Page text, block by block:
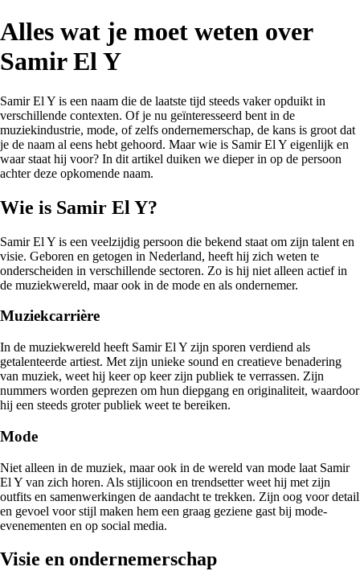
Alles wat je moet weten over
Samir El Y
Samir El Y is een naam die de laatste tijd steeds vaker opduikt in
verschillende contexten. Of je nu geïnteresseerd bent in de
muziekindustrie, mode, of zelfs ondernemerschap, de kans is groot dat
je de naam al eens hebt gehoord. Maar wie is Samir El Y eigenlijk en
waar staat hij voor? In dit artikel duiken we dieper in op de persoon
achter deze opkomende naam.
Wie is Samir El Y?
Samir El Y is een veelzijdig persoon die bekend staat om zijn talent en
visie. Geboren en getogen in Nederland, heeft hij zich weten te
onderscheiden in verschillende sectoren. Zo is hij niet alleen actief in
de muziekwereld, maar ook in de mode en als ondernemer.
Muziekcarrière
In de muziekwereld heeft Samir El Y zijn sporen verdiend als
getalenteerde artiest. Met zijn unieke sound en creatieve benadering
van muziek, weet hij keer op keer zijn publiek te verrassen. Zijn
nummers worden geprezen om hun diepgang en originaliteit, waardoor
hij een steeds groter publiek weet te bereiken.
Mode
Niet alleen in de muziek, maar ook in de wereld van mode laat Samir
El Y van zich horen. Als stijlicoon en trendsetter weet hij met zijn
outfits en samenwerkingen de aandacht te trekken. Zijn oog voor detail
en gevoel voor stijl maken hem een graag geziene gast bij mode-
evenementen en op social media.
Visie en ondernemerschap